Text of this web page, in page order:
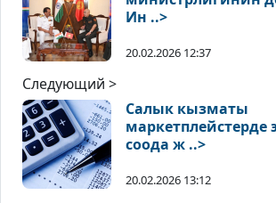
Ин ..>
20.02.2026 12:37
Следующий >
Салык кызматы
маркетплейстерде
соода ж ..>
20.02.2026 13:12